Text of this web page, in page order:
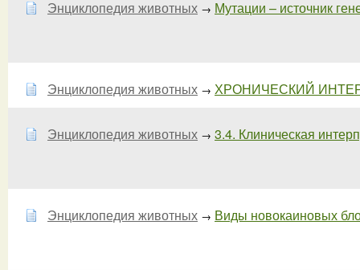
Энциклопедия животных → Мутации – источник
Энциклопедия животных → ХРОНИЧЕСКИЙ
Энциклопедия животных → 3.4. Клиническая
Энциклопедия животных → Виды новокаиновых